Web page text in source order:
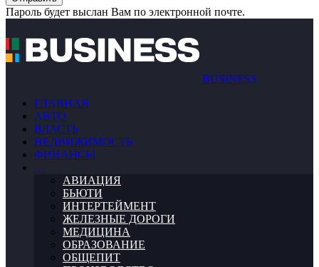
Пароль будет выслан Вам по электронной почте.
BUSINESS
ГЛАВНАЯ
АВТО
ВЛАСТЬ
НЕДВИЖИМОСТЬ
ФИНАНСЫ
…
АВИАЦИЯ
БЬЮТИ
ИНТЕРТЕЙМЕНТ
ЖЕЛЕЗНЫЕ ДОРОГИ
МЕДИЦИНА
ОБРАЗОВАНИЕ
ОБЩЕПИТ